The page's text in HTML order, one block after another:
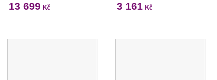
13 699 Kč 3 161 Kč